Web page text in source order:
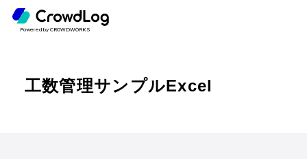
Powered by CROWDWORKS
工数管理サンプルExcel